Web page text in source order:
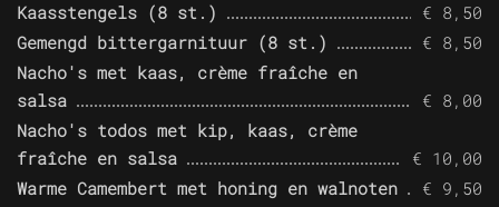
Kaasstengels (8 st.)
€ 8,50
Gemengd bittergarnituur (8 st.)
€ 8,50
Nacho's met kaas, crème fraîche en
salsa
€ 8,00
Nacho's todos met kip, kaas, crème
fraîche en salsa
€ 10,00
Warme Camembert met honing en walnoten
€ 9,50